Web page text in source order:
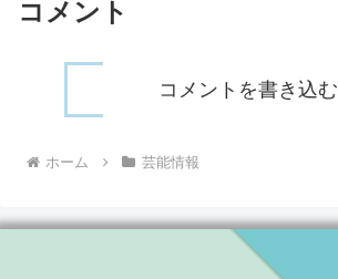
コメント
コメントを書き込む
ホーム 芸能情報